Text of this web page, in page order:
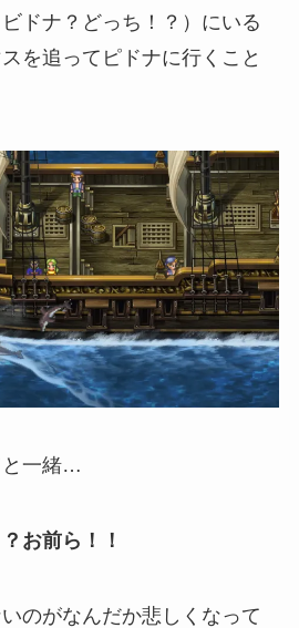
ドナ？どっち！？）にいる
を追ってピドナに行くこと
と一緒…
お前ら！！
のがなんだか悲しくなって